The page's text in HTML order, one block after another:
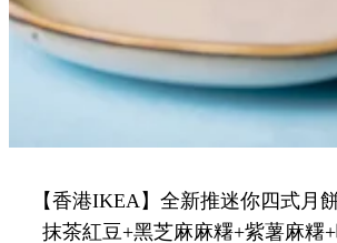
【香港IKEA】全新推迷你四式月
抹茶紅豆+黑芝麻麻糬+紫薯麻糬